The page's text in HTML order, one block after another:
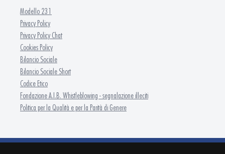
Modello 231
Privacy Policy
Privacy Policy Chat
Cookies Policy
Bilancio Sociale
Bilancio Sociale Short
Codice Etico
Fondazione A.I.B. Whistleblowing - segnalazione illeciti
Politica per la Qualità e per la Parità di Genere